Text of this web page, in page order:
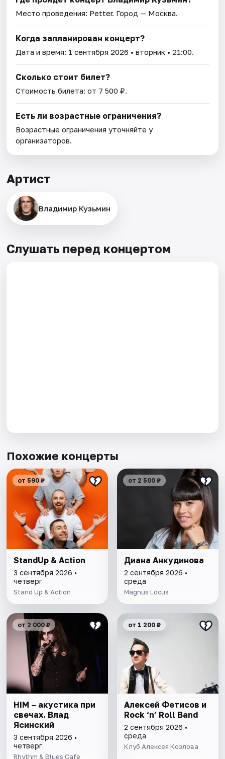
Место проведения: Petter. Город — Москва.
Когда запланирован концерт?
Дата и время: 1 сентября 2026 • вторник • 21:00.
Сколько стоит билет?
Стоимость билета: от 7 500 ₽.
Есть ли возрастные ограничения?
Возрастные ограничения уточняйте у
организаторов.
Артист
Владимир Кузьмин
Слушать перед концертом
Похожие концерты
от 590 ₽
StandUp & Action
3 сентября 2026 •
четверг
Stand Up & Action
от 2 500 ₽
Диана Анкудинова
2 сентября 2026 •
среда
Magnus Locus
от 2 000 ₽
HIM – акустика при
свечах. Влад
Ясинский
3 сентября 2026 •
четверг
Rhythm & Blues Cafe
от 1 200 ₽
Алексей Фетисов и
Rock ‘n’ Roll Band
2 сентября 2026 •
среда
Клуб Алексея Козлова